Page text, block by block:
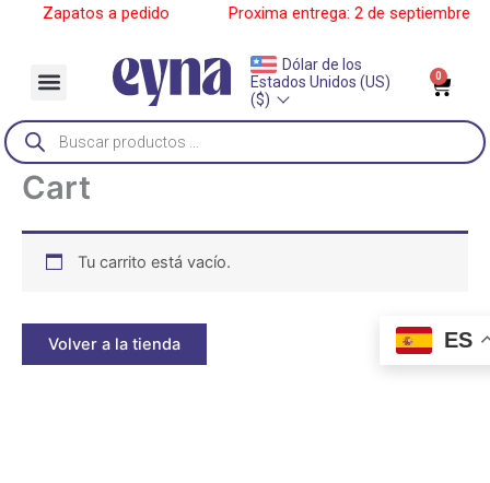
Zapatos a pedido______ Proxima entrega: 2 de septiembre
Menu
Dólar de los
Estados Unidos (US)
($)
0
Búsqueda
de
productos
Cart
Tu carrito está vacío.
Volver a la tienda ES